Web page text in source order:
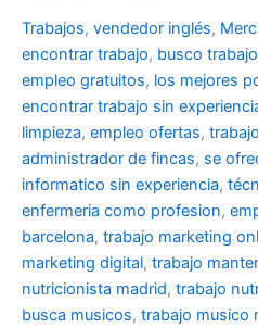
Trabajos, vendedor inglés,
encontrar trabajo, busco
empleo gratuitos, los mejores
encontrar trabajo sin
limpieza, empleo ofertas,
administrador de fincas, se
informatico sin experiencia,
enfermeria como profesion,
barcelona, trabajo marketing
marketing digital, trabajo
nutricionista madrid, trabajo
busca musicos, trabajo musico